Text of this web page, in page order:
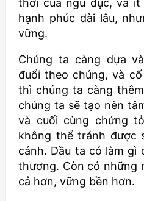
thời của ngũ dục, và
hạnh phúc dài lâu,
vững.
Chúng ta càng dựa
đuổi theo chúng, và
thì chúng ta càng
chúng ta sẽ tạo nên
và cuối cùng chứng
không thể tránh được
cảnh. Dầu ta có làm gì
thương. Còn có những
cả hơn, vững bền hơn.